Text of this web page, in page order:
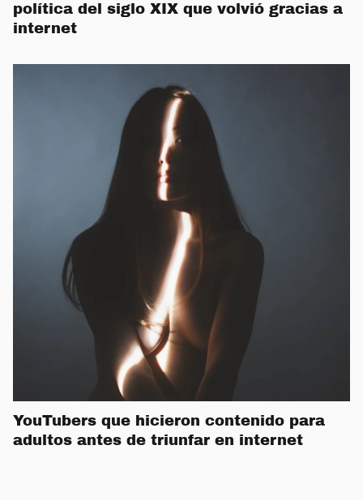
política del siglo XIX que volvió gracias a
internet
YouTubers que hicieron contenido para
adultos antes de triunfar en internet